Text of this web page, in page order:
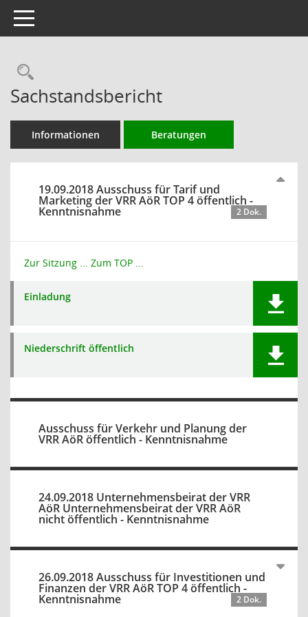
Toggle navigation
Rechercheauswahl
Sachstandsbericht
Informationen Beratungen
19.09.2018 Ausschuss für Tarif und
Marketing der VRR AöR TOP 4 öffentlich -
Kenntnisnahme 2 Dok.
Zur Sitzung ... Zum TOP ...
Einladung
Niederschrift öffentlich
Ausschuss für Verkehr und Planung der
VRR AöR öffentlich - Kenntnisnahme
24.09.2018 Unternehmensbeirat der VRR
AöR Unternehmensbeirat der VRR AöR
nicht öffentlich - Kenntnisnahme
26.09.2018 Ausschuss für Investitionen und
Finanzen der VRR AöR TOP 4 öffentlich -
Kenntnisnahme 2 Dok.